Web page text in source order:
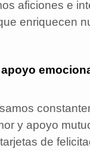
aficiones e
enriquecen
y apoyo
de